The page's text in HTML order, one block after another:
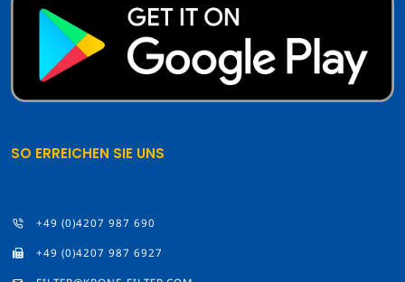
SO ERREICHEN SIE UNS
+49 (0)4207 987 690
+49 (0)4207 987 6927